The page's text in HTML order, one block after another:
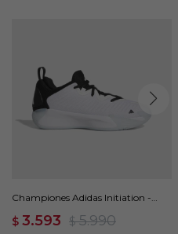
Championes Adidas Initiation -
$ 3.593 $ 5.990